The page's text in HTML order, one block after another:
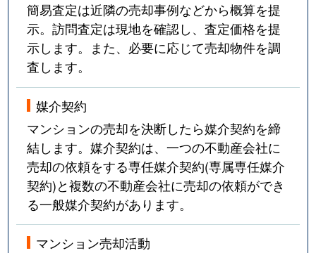
簡易査定は近隣の売却事例などから概算を提
示。訪問査定は現地を確認し、査定価格を提
示します。また、必要に応じて売却物件を調
査します。
媒介契約
マンションの売却を決断したら媒介契約を締
結します。媒介契約は、一つの不動産会社に
売却の依頼をする専任媒介契約(専属専任媒介
契約)と複数の不動産会社に売却の依頼ができ
る一般媒介契約があります。
マンション売却活動